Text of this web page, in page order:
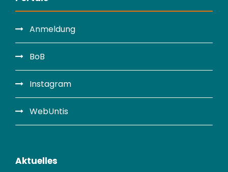
Anmeldung
BoB
Instagram
WebUntis
Aktuelles